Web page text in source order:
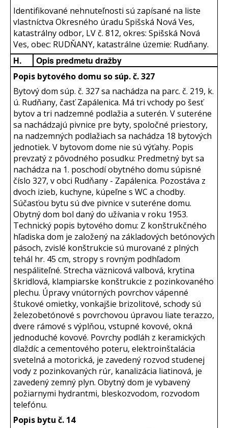
Identifikované nehnuteľnosti sú zapísané na liste
vlastníctva Okresného úradu Spišská Nová Ves,
katastrálny odbor, LV č. 812, okres: Spišská Nová
Ves, obec: RUDŇANY, katastrálne územie: Rudňany.
H. Opis predmetu dražby
Popis bytového domu so súp. č. 327
Bytový dom súp. č. 327 sa nachádza na parc. č. 219, k.
ú. Rudňany, časť Zapálenica. Má tri vchody po šesť
bytov a tri nadzemné podlažia a suterén. V suteréne
sa nachádzajú pivnice pre byty, spoločné priestory,
na nadzemných podlažiach sa nachádza 18 bytových
jednotiek. V bytovom dome nie sú výťahy. Popis
prevzatý z pôvodného posudku: Predmetný byt sa
nachádza na 1. poschodí obytného domu súpisné
číslo 327, v obci Rudňany - Zapálenica. Pozostáva z
dvoch izieb, kuchyne, kúpeľne s WC a chodby.
Súčasťou bytu sú dve pivnice v suteréne domu.
Obytný dom bol daný do užívania v roku 1953.
Technický popis bytového domu: Z konštrukčného
hľadiska dom je založený na základových betónových
pásoch, zvislé konštrukcie sú murované z plných
tehál hr. 45 cm, stropy s rovným podhľadom
nespáliteľné. Strecha väznicová valbová, krytina
škridlová, klampiarske konštrukcie z pozinkovaného
plechu. Úpravy vnútorných povrchov vápenné
štukové omietky, vonkajšie brizolitové, schody sú
železobetónové s povrchovou úpravou liate terazzo,
dvere rámové s výplňou, vstupné kovové, okná
jednoduché kovové. Povrchy podláh z keramických
dlaždíc a cementového poteru, elektroinštalácia
svetelná a motorická, je zavedený rozvod studenej
vody z pozinkovaných rúr, kanalizácia liatinová, je
zavedený zemný plyn. Obytný dom je vybavený
požiarnymi hydrantmi, bleskozvodom, rozvodom
telefónu.
Popis bytu č. 14